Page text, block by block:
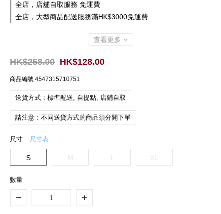
全店，店舖自取服務 免運費
全店，大型商品配送服務滿HK$3000免運費
查看更多
HK$128.00
HK$258.00
商品編號 4547315710751
送貨方式：標準配送, 自提點, 店鋪自取
請注意：不同送貨方式的商品須分開下單
尺寸 尺寸表
S M XL
數量